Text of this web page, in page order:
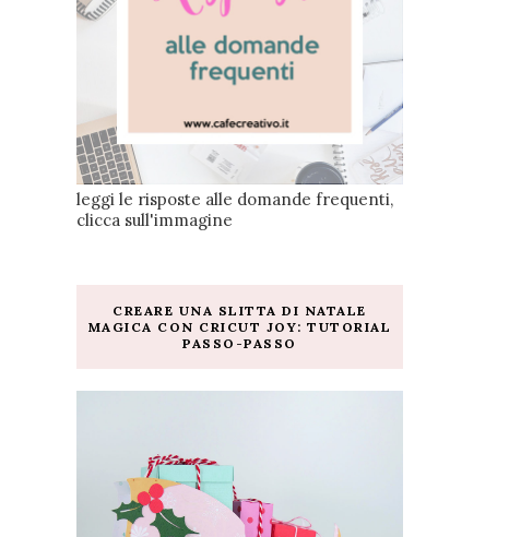
leggi le risposte alle domande frequenti,
clicca sull'immagine
CREARE UNA SLITTA DI NATALE
MAGICA CON CRICUT JOY: TUTORIAL
PASSO-PASSO